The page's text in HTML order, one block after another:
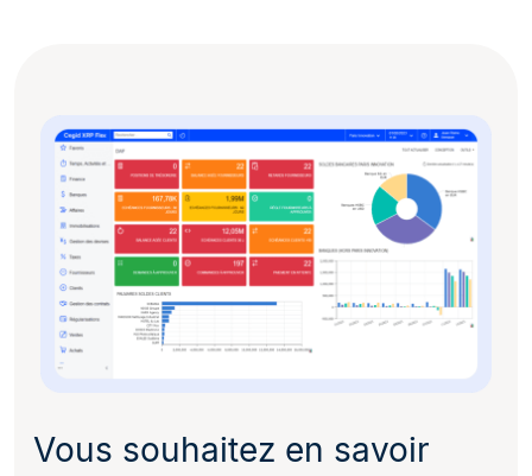
Vous souhaitez en savoir